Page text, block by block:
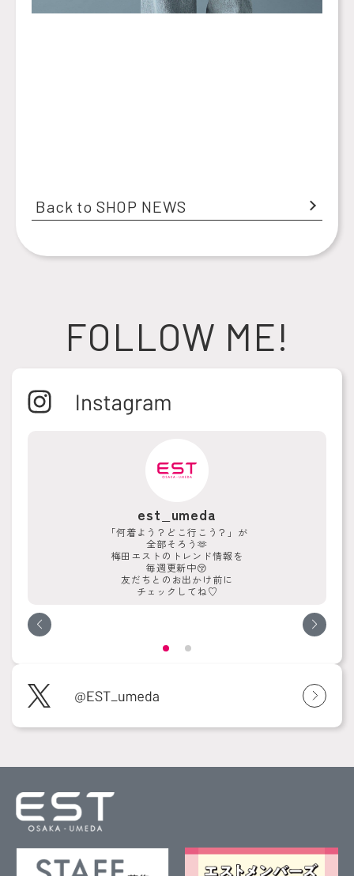
Back to SHOP NEWS
FOLLOW ME!
est_umeda
「何着よう？どこ行こう？」が
全部そろう🫶
梅田エストのトレンド情報を
毎週更新中😚
友だちとのお出かけ前に
チェックしてね♡